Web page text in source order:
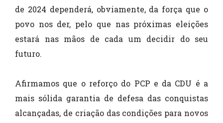
de 2024 dependerá, obviamente, da força que o
povo nos der, pelo que nas próximas eleições
estará nas mãos de cada um decidir do seu
futuro.
Afirmamos que o reforço do PCP e da CDU é a
mais sólida garantia de defesa das conquistas
alcançadas, de criação das condições para novos